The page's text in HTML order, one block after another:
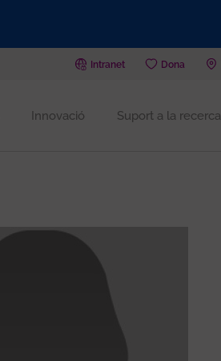
Intranet Dona
Innovació Suport a la recerca